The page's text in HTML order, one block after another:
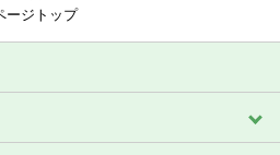
ージトップ